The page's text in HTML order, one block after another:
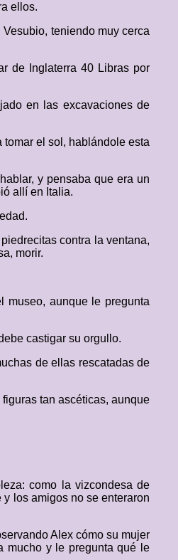
ellos.
teniendo muy cerca
de Inglaterra 40 Libras por
en las excavaciones de
el sol, hablándole esta
y pensaba que era un
allí en Italia.
contra la ventana,
morir.
museo, aunque le pregunta
castigar su orgullo.
de ellas rescatadas de
tan ascéticas, aunque
como la vizcondesa de
los amigos no se enteraron
Alex cómo su mujer
mucho y le pregunta qué le